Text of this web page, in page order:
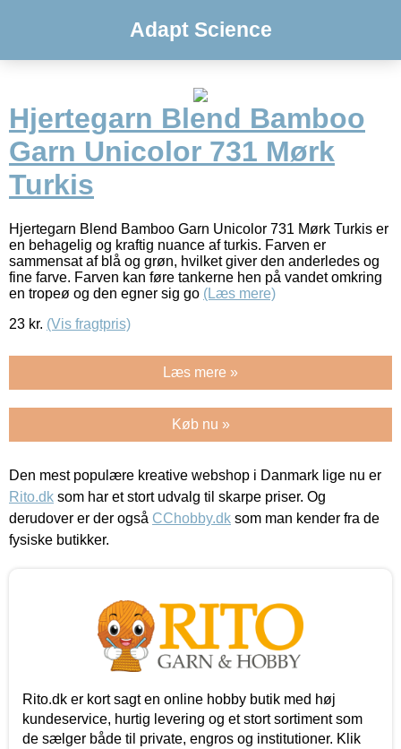
Adapt Science
Hjertegarn Blend Bamboo
Garn Unicolor 731 Mørk
Turkis
Hjertegarn Blend Bamboo Garn Unicolor 731 Mørk Turkis er
en behagelig og kraftig nuance af turkis. Farven er
sammensat af blå og grøn, hvilket giver den anderledes og
fine farve. Farven kan føre tankerne hen på vandet omkring
en tropeø og den egner sig go (Læs mere)
23 kr. (Vis fragtpris)
Læs mere »
Køb nu »
Den mest populære kreative webshop i Danmark lige nu er
Rito.dk som har et stort udvalg til skarpe priser. Og
derudover er der også CChobby.dk som man kender fra de
fysiske butikker.
Rito.dk er kort sagt en online hobby butik med høj
kundeservice, hurtig levering og et stort sortiment som
de sælger både til private, engros og institutioner. Klik